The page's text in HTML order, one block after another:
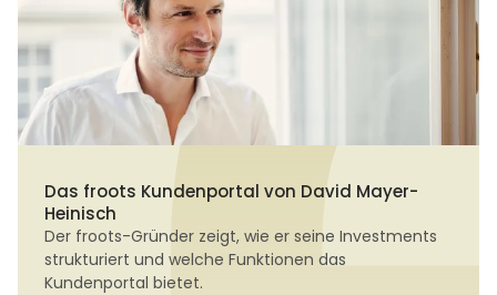
Das froots Kundenportal von David Mayer-
Heinisch
Der froots-Gründer zeigt, wie er seine Investments
strukturiert und welche Funktionen das
Kundenportal bietet.